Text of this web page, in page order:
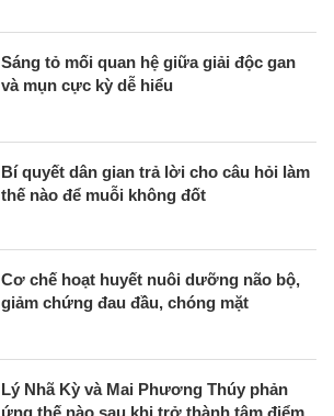
Sáng tỏ mối quan hệ giữa giải độc gan
và mụn cực kỳ dễ hiểu
Bí quyết dân gian trả lời cho câu hỏi làm
thế nào để muỗi không đốt
Cơ chế hoạt huyết nuôi dưỡng não bộ,
giảm chứng đau đầu, chóng mặt
Lý Nhã Kỳ và Mai Phương Thúy phản